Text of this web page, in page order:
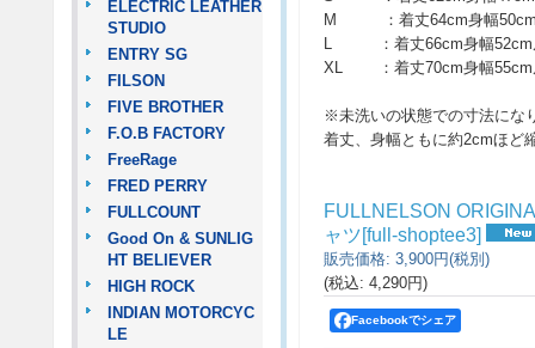
ELECTRIC LEATHER
STUDIO
ENTRY SG
FILSON
FIVE BROTHER
F.O.B FACTORY
FreeRage
FRED PERRY
FULLCOUNT
Good On & SUNLIG
HT BELIEVER
HIGH ROCK
INDIAN MOTORCYC
LE
M ：着丈64cm身幅50cm
L ：着丈66cm身幅52cm
XL ：着丈70cm身幅55cm
※未洗いの状態での寸法にな
着丈、身幅ともに約2cmほど
FULLNELSON
ャツ[full-shoptee3]
販売価格: 3,900円(税別)
(税込: 4,290円)
Facebookでシェア